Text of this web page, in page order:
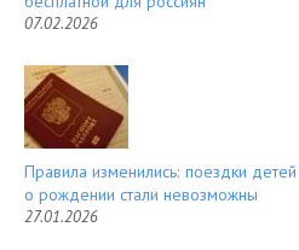
07.02.2026
Правила изменились: поездки
о рождении стали невозможны
27.01.2026